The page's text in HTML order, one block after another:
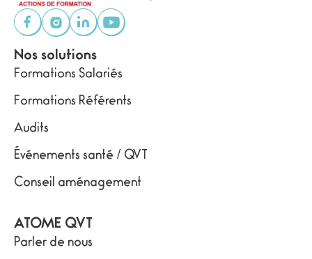
Nos solutions
Formations Salariés
Formations Référents
Audits
Événements santé / QVT
Conseil aménagement
ATOME QVT
Parler de nous